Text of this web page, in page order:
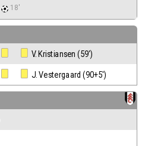
18'
V. Kristiansen (59')
J. Vestergaard (90+5')